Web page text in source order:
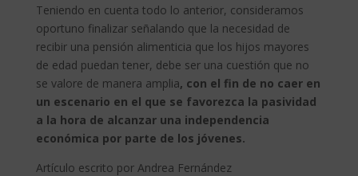
Teniendo en cuenta todo lo anterior, consideramos
oportuno finalizar señalando que la necesidad de
recibir una pensión alimenticia que los hijos mayores
de edad puedan tener, debe ser una cuestión que no
se valore de manera amplia, con el fin de no caer en
un escenario en el que se favorezca la pasividad
a la hora de alcanzar una independencia
económica por parte de los jóvenes.
Artículo escrito por Andrea Fernández